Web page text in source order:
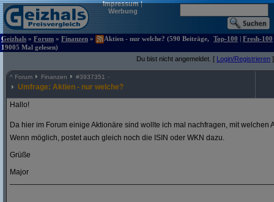
Impressum|
Werbung
Geizhals » Forum » Finanzen »
Aktien - nur welche? (590 Beiträge,
19005 Mal gelesen)
Top-100 | Fresh-100
Du bist nicht angemeldet. [ Login/Registrieren ]
^ Forum Finanzen #3937351
Umfrage: Aktien - nur welche?
Hallo!
Da hier im Forum einige Aktionäre sind wollte ich mal nachfragen, mit welchen
Wenn möglich, postet auch gleich noch die ISIN oder WKN dazu.
Grüße
Major